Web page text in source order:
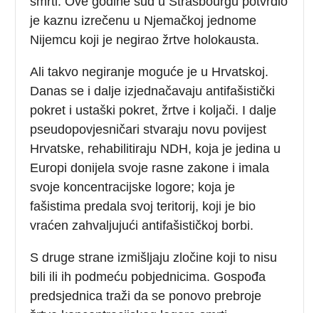
je kaznu izrečenu u Njemačkoj jednome
Nijemcu koji je negirao žrtve holokausta.
Ali takvo negiranje moguće je u Hrvatskoj.
Danas se i dalje izjednačavaju antifašistički
pokret i ustaški pokret, žrtve i koljači. I dalje
pseudopovjesničari stvaraju novu povijest
Hrvatske, rehabilitiraju NDH, koja je jedina u
Europi donijela svoje rasne zakone i imala
svoje koncentracijske logore; koja je
fašistima predala svoj teritorij, koji je bio
vraćen zahvaljujući antifašističkoj borbi.
S druge strane izmišljaju zločine koji to nisu
bili ili ih podmeću pobjednicima. Gospođa
predsjednica traži da se ponovo prebroje